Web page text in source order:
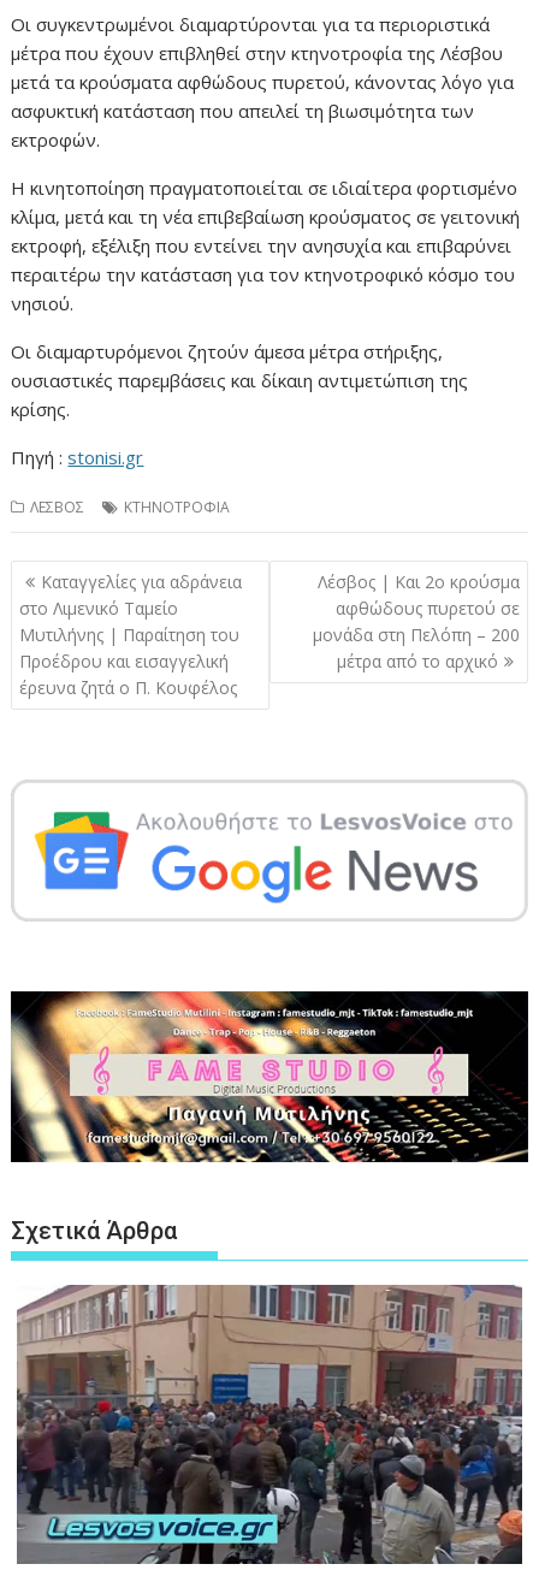
Οι συγκεντρωμένοι διαμαρτύρονται για τα περιοριστικά
μέτρα που έχουν επιβληθεί στην κτηνοτροφία της Λέσβου
μετά τα κρούσματα αφθώδους πυρετού, κάνοντας λόγο για
ασφυκτική κατάσταση που απειλεί τη βιωσιμότητα των
εκτροφών.
Η κινητοποίηση πραγματοποιείται σε ιδιαίτερα φορτισμένο
κλίμα, μετά και τη νέα επιβεβαίωση κρούσματος σε γειτονική
εκτροφή, εξέλιξη που εντείνει την ανησυχία και επιβαρύνει
περαιτέρω την κατάσταση για τον κτηνοτροφικό κόσμο του
νησιού.
Οι διαμαρτυρόμενοι ζητούν άμεσα μέτρα στήριξης,
ουσιαστικές παρεμβάσεις και δίκαιη αντιμετώπιση της
κρίσης.
Πηγή :stonisi.gr
ΛΕΣΒΟΣ ΚΤΗΝΟΤΡΟΦΙΑ
Πλοήγηση
άρθρων
Καταγγελίες για αδράνεια
στο Λιμενικό Ταμείο
Μυτιλήνης | Παραίτηση του
Προέδρου και εισαγγελική
έρευνα ζητά ο Π. Κουφέλος
Λέσβος | Και 2ο κρούσμα
αφθώδους πυρετού σε
μονάδα στη Πελόπη – 200
μέτρα από το αρχικό
Σχετικά Άρθρα